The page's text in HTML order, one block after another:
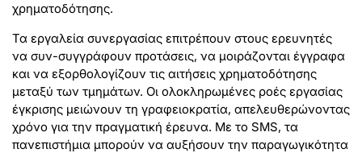
χρηματοδότησης.
Τα εργαλεία συνεργασίας επιτρέπουν στους ερευνητές
να συν-συγγράφουν προτάσεις, να μοιράζονται έγγραφα
και να εξορθολογίζουν τις αιτήσεις χρηματοδότησης
μεταξύ των τμημάτων. Οι ολοκληρωμένες ροές εργασίας
έγκρισης μειώνουν τη γραφειοκρατία, απελευθερώνοντας
χρόνο για την πραγματική έρευνα. Με το SMS, τα
πανεπιστήμια μπορούν να αυξήσουν την παραγωγικότητα